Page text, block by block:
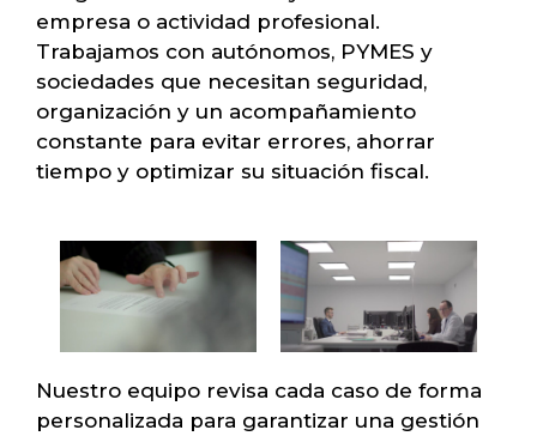
empresa o actividad profesional.
Trabajamos con autónomos, PYMES y
sociedades que necesitan seguridad,
organización y un acompañamiento
constante para evitar errores, ahorrar
tiempo y optimizar su situación fiscal.
Nuestro equipo revisa cada caso de forma
personalizada para garantizar una gestión